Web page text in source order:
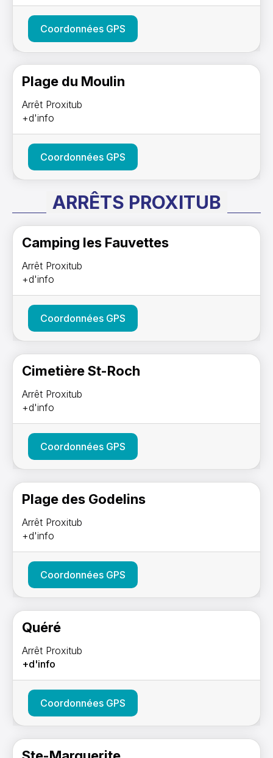
Coordonnées GPS
Plage du Moulin
Arrêt Proxitub
+d'info
Coordonnées GPS
ARRÊTS PROXITUB
Camping les Fauvettes
Arrêt Proxitub
+d'info
Coordonnées GPS
Cimetière St-Roch
Arrêt Proxitub
+d'info
Coordonnées GPS
Plage des Godelins
Arrêt Proxitub
+d'info
Coordonnées GPS
Quéré
Arrêt Proxitub
+d'info
Coordonnées GPS